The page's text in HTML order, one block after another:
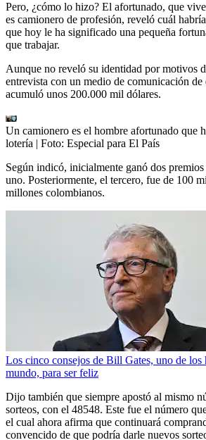
Pero, ¿cómo lo hizo? El afortunado, que
es camionero de profesión, reveló cuál
que hoy le ha significado una pequeña
que trabajar.
Aunque no reveló su identidad por motivos
entrevista con un medio de comunicación de
acumuló unos 200.000 mil dólares.
Un camionero es el hombre afortunado que
lotería | Foto: Especial para El País
Según indicó, inicialmente ganó dos
uno. Posteriormente, el tercero, fue de 100
millones colombianos.
Los cinco consejos de Bill Gates, uno de los
mundo, para ser feliz
Dijo también que siempre apostó al mismo
sorteos, con el 48548. Este fue el número
el cual ahora afirma que continuará
convencido de que podría darle nuevos